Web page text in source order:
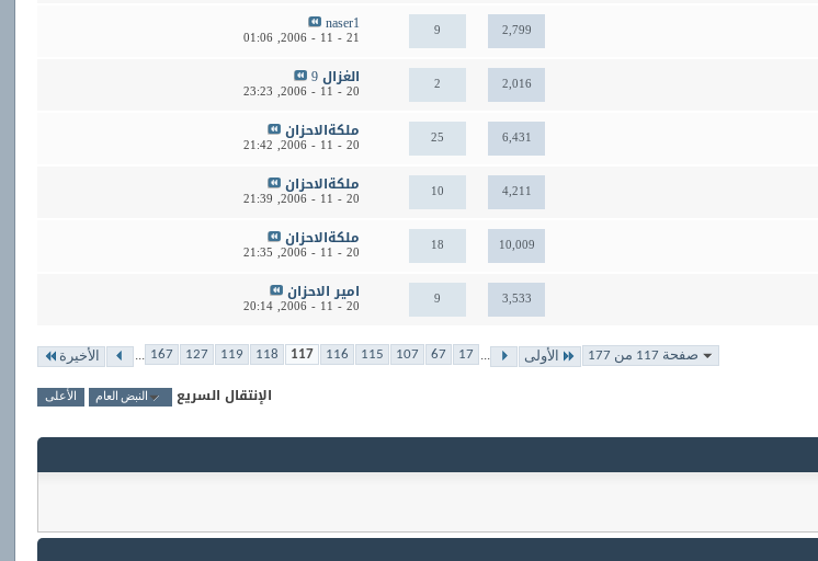
9 2,799
naser1
21 - 11 - 2006,
01:06
2 2,016 الغزال 9
20 - 11 - 2006,
23:23
25 6,431 ملكةالاحزان
20 - 11 - 2006,
21:42
10 4,211 ملكةالاحزان
20 - 11 - 2006,
21:39
18 10,009 ملكةالاحزان
20 - 11 - 2006,
21:35
9 3,533 امير الاحزان
20 - 11 - 2006,
20:14
صفحة 117 من 177 الأولى ...
17
67
107
115
116
117
118
119
127
167
... الأخيرة
الإنتقال السريع النبض العام الأعلى